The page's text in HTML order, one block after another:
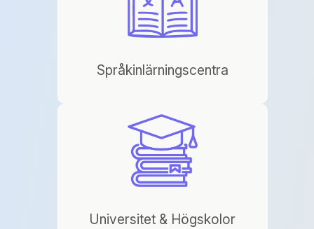
Språkinlärningscentra
Universitet & Högskolor